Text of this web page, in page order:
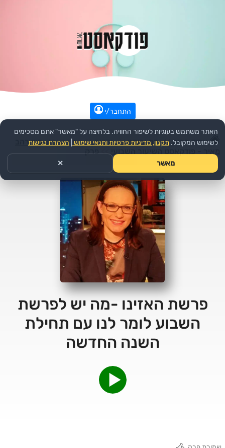
התחבר/י
עמוד הבית >> דת ורוחני >> יהדות >>הפודקאסט: סיון רהב
>>פרק
פרשת האזינו -מה יש לפרשת
השבוע לומר לנו עם תחילת
השנה החדשה
האתר משתמש בעוגיות לשיפור החוויה. בלחיצה על "מאשר" אתם מסכימים
לשימוש המקובל. תקנון, מדיניות פרטיות ותנאי שימוש הצהרת נגישות
מאשר ✕